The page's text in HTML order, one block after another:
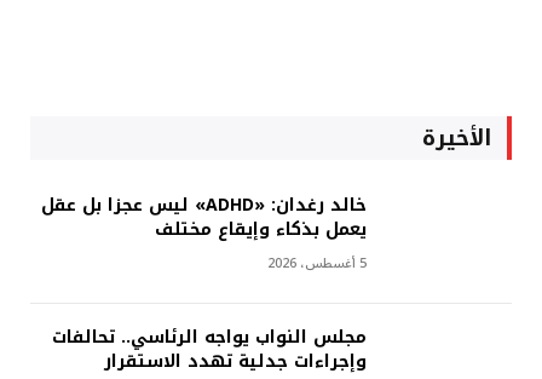
الأخيرة
خالد رغدان: «ADHD» ليس عجزا بل عقل
يعمل بذكاء وإيقاع مختلف
5 أغسطس، 2026
مجلس النواب يواجه الرئاسي.. تحالفات
وإجراءات جدلية تهدد الاستقرار